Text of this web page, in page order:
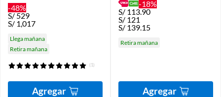
-48%
S/529
S/ 1,017
Llega mañana
Retira mañana
(1)
Agregar
-18%
S/ 113.90
S/ 121
S/ 139.15
Retira mañana
Agregar